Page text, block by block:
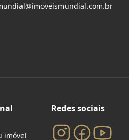
imóvel
Redes sociais